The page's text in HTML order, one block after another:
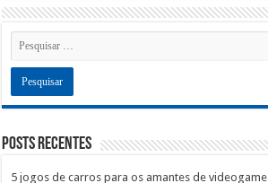
Posts recentes
5 jogos de carros para os amantes de videogame